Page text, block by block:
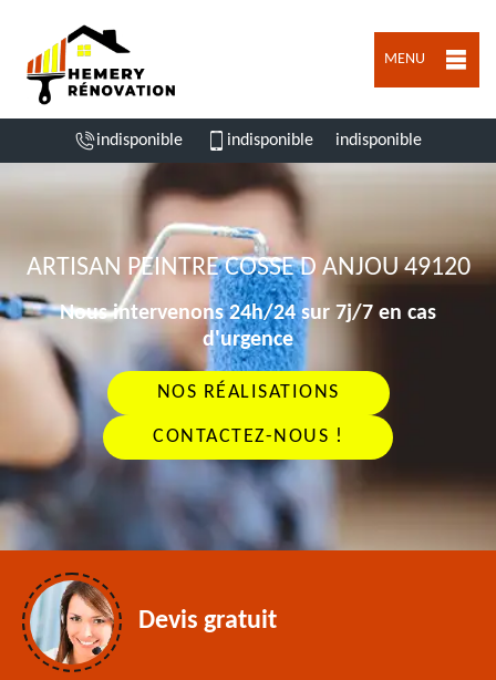
MENU
indisponible indisponible indisponible
ARTISAN PEINTRE COSSE D ANJOU 49120
Nous intervenons 24h/24 sur 7j/7 en cas
d'urgence
NOS RÉALISATIONS
CONTACTEZ-NOUS !
Devis gratuit